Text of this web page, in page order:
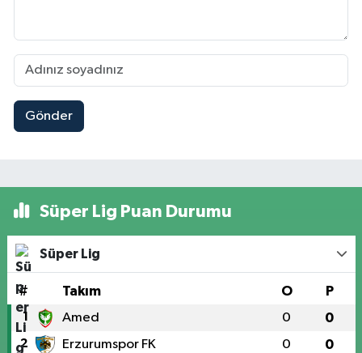
Gönder
Süper Lig Puan Durumu
Süper Lig
# Takım O P
1 Amed 0 0
2 Erzurumspor FK 0 0